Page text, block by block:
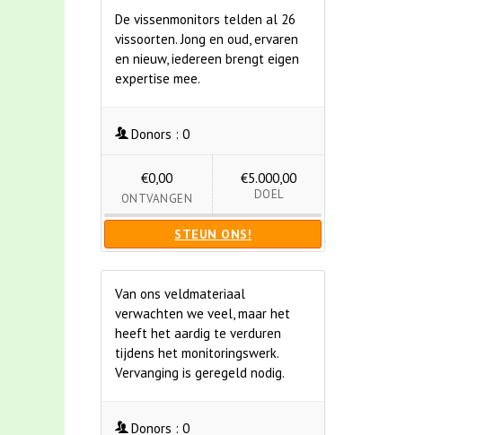
De vissenmonitors telden al 26
vissoorten. Jong en oud, ervaren
en nieuw, iedereen brengt eigen
expertise mee.
Donors : 0
€0,00
ONTVANGEN
€5.000,00
DOEL
STEUN ONS!
Van ons veldmateriaal
verwachten we veel, maar het
heeft het aardig te verduren
tijdens het monitoringswerk.
Vervanging is geregeld nodig.
Donors : 0